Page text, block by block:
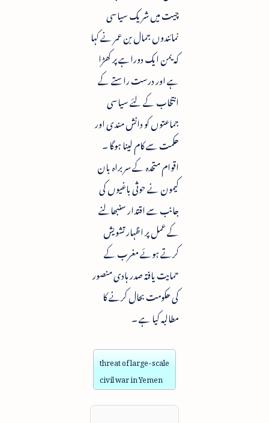
چیت میں شریک سیاسی
نمائندوں جمال بن عمر نے کہا
کہ یمن ایک دوراہے پر کھڑا
ہے اور درست راستے کے
انتخاب کے لئے سیاسی
جماعتوں کو دانش مندی اور
حکمت سے کام لینا ہوگا ۔
اقوام متحدہ کے سربراہ بان
کیمون نے حوثی باغیوں کی
جانب سے اقتدار سنبھالنے
کے عمل پر اظہار تشویش
کرتے ہوئے مغرب کے
حمایت یافتہ صدر ہادی منصور
کی حکومت بحال کرنے کا
مطالبہ کیا ہے ۔
threat of large-scale
civil war in Yemen